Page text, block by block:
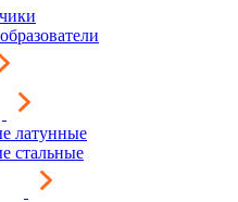
латунные
стальные